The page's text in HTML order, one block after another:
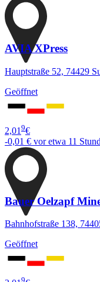
AVIA XPress
Hauptstraße 52, 74429
Geöffnet
2,01 9€
-0,01 € vor etwa 11
Bauer Oelzapf
Bahnhofstraße 138,
Geöffnet
9